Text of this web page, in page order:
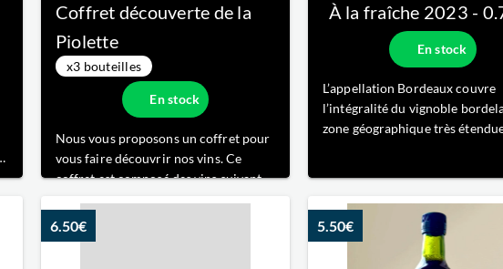
Coffret découverte de la
Piolette
x3 bouteilles
En stock
Nous vous proposons un coffret pour
vous faire découvrir nos vins. Ce
coffret est composé des vins suivants :
au pian le rouge l'opportun
À la fraîche 2023 -
En stock
L’appellation Bordeaux couvre
l’intégralité du vignoble
zone géographique très
nous souhaitons sortir des
traditionnels de bordeaux.
6.50€ 5.50€